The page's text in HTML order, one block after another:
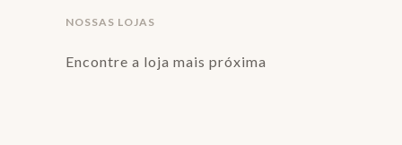
NOSSAS LOJAS
Encontre a loja mais próxima